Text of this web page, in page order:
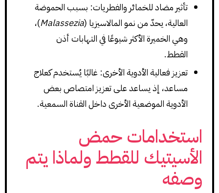
تأثير مضاد للخمائر والفطريات: بسبب الحموضة
العالية، يحدّ من نمو المالاسيزيا (Malassezia)،
وهي الخميرة الأكثر شيوعًا في التهابات أذن
القطط.
تعزيز فعالية الأدوية الأخرى: غالبًا يُستخدم كعلاج
مساعد، إذ يساعد على تعزيز امتصاص بعض
الأدوية الموضعية الأخرى داخل القناة السمعية.
استخدامات حمض
الأسيتيك للقطط ولماذا يتم
وصفه